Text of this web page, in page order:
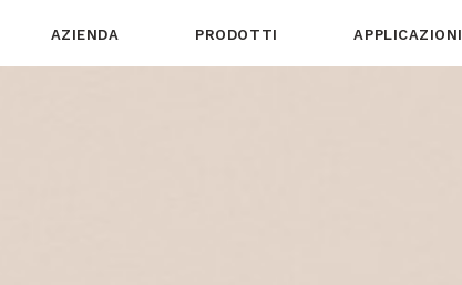
AZIENDA PRODOTTI APPLICAZIONI